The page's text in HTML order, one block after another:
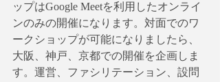
ップはGoogle Meetを利用したオンライ
ンのみの開催になります。対面でのワ
ークショップが可能になりましたら、
大阪、神戸、京都での開催を企画しま
す。運営、ファシリテーション、設問